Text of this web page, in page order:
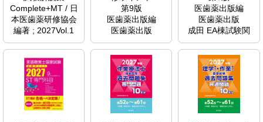
Complete+MT / 日
本医歯薬研修協会
編著 ; 2027Vol.1
日本医歯薬研修協
会 臨床検査技師国
家試験対策課国家
試験問題解説書編
集委員会編著
日本医歯薬研修協
第9版
医歯薬出版編
医歯薬出版
成田 EA棟試験関
連図書(棚27・
28）
WB18.2-PTO
6M038035
医歯薬出版編
医歯薬出版
成田 EA棟試験関
連図書(棚27・
28）
WL18.2-GEN
6M038040